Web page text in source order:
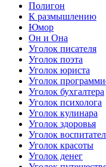
Полигон
К размышлению
Юмор
Он и Она
Уголок писателя
Уголок поэта
Уголок юриста
Уголок
Уголок бухгалтера
Уголок психолога
Уголок кулинара
Уголок здоровья
Уголок
Уголок красоты
Уголок денег